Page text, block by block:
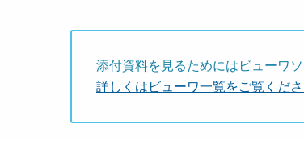
添付資料を見るためにはビューワ
詳しくはビューワ一覧をご覧くださ